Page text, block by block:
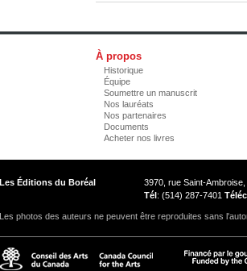
À propos
Historique
Équipe
Soumettre un manuscrit
Nos lauréats
Nos partenaires
Documents
Acheter nos livres
Les Éditions du Boréal
3970, rue Saint-
Tél : (514) 287-7401 Téléc
Les photos des auteurs ne peuvent être reproduites sans